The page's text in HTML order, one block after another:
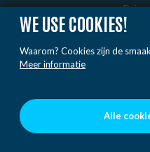
WE USE COOKIES!
Waarom? Cookies zijn de
Meer informatie
Alle